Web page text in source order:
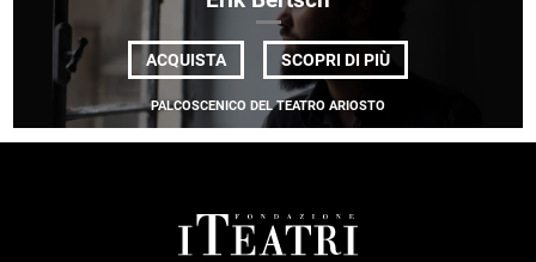
ACQUISTA SCOPRI DI PIÙDI
ERIK
PALCOSCENICO DEL TEATRO ARIOSTO